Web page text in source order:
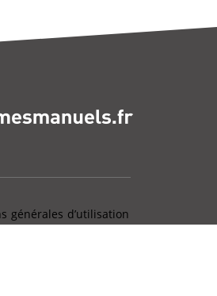
générales d’utilisation